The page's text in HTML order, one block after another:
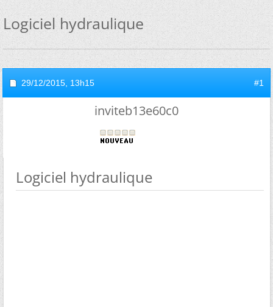
Logiciel hydraulique
29/12/2015, 13h15 #1
inviteb13e60c0
Logiciel hydraulique